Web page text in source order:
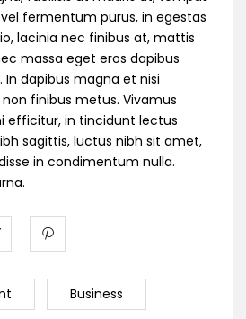
fermentum purus, in egestas
lacinia nec finibus at, mattis
massa eget eros dapibus
dapibus magna et nisi
finibus metus. Vivamus
efficitur, in tincidunt lectus
sagittis, luctus nibh sit amet,
in condimentum nulla.
Business